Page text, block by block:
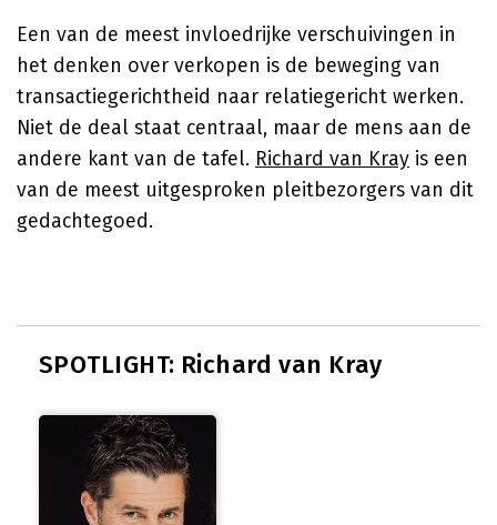
Een van de meest invloedrijke verschuivingen in
het denken over verkopen is de beweging van
transactiegerichtheid naar relatiegericht werken.
Niet de deal staat centraal, maar de mens aan de
andere kant van de tafel. Richard van Kray is een
van de meest uitgesproken pleitbezorgers van dit
gedachtegoed.
SPOTLIGHT: Richard van Kray